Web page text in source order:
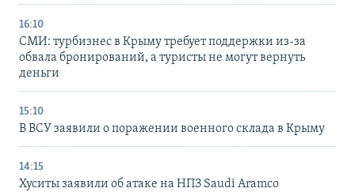
16:10
СМИ: турбизнес в Крыму требует поддержки из-за
обвала бронирований, а туристы не могут вернуть
деньги
15:10
В ВСУ заявили о поражении военного склада в Крыму
14:15
Хуситы заявили об атаке на НПЗ Saudi Aramco